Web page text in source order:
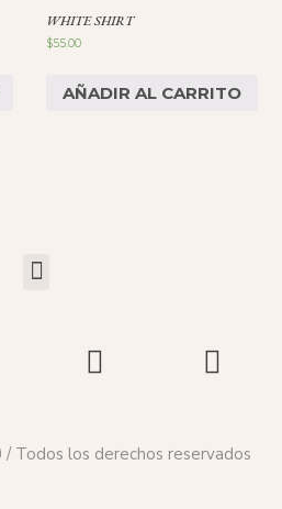
WHITE SHIRT
$55.00
AÑADIR AL CARRITO
Todos los derechos reservados